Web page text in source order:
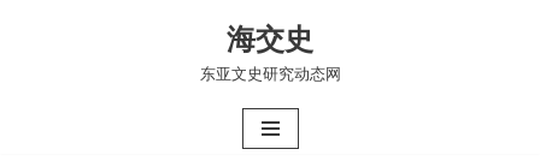
海交史
东亚文史研究动态网